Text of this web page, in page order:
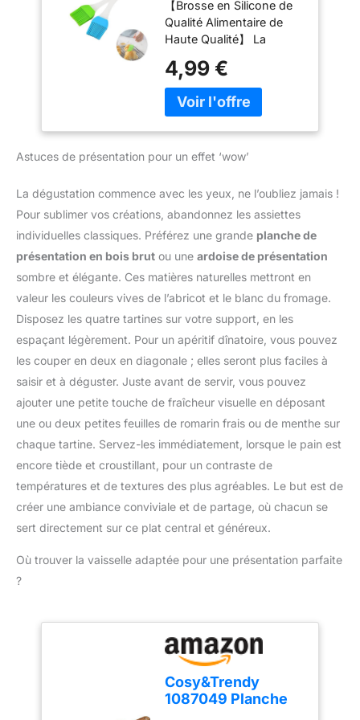
résistent à des
températures jusqu'à
446°F (230°C) sans
fondre, se déformer ou se
dégrader. Idéals pour le
grilling, la baking, la
roasting ou le sautéing,
pinceau patisserie
conservent leur qualité et
tâches culinaires Precision
Control for Healthier
Cooking: Notre pinceau
cuisine assure une
répartition uniforme de
l'huile avec un minimum
d'utilisation. Ce pinceau
cuisine silicone vous
permet de contrôler l'huile
et savoureux. Dites adieu
aux plats gras et adoptez
une cuisine plus saine avec
notre pinceau silicone
for Balanced Pressure: Le
noyau en acier inoxydable
intégré rend ce pinceau
cuisine silicone
parfaitement assemblé,
garantissant que la tête ne
se détache jamais. Son
design monobloc permet
contrôle et l'application
uniforme des huiles ou
sauces Facile à nettoyer et
matériau en silicone
empêche l'accumulation
Pinceaux de
Barbecue, Pinceau
à Pâtisserie, pour
Barbecue, Gâteaux,
Cuisson, Baking
Cooking,
Badigeonner Huile
【Brosse en Silicone de
Qualité Alimentaire de
Haute Qualité】 La
fabriquée en silicone de
qualité alimentaire de
haute qualité, la tête en
chaleur et antiadhésive,
elle est respectueuse de
l'environnement. vous
confidence.
【Durabilité】 La
conception intégrée de
notre brosse de cuisine
de cheveux ou le demi-
tour, résistante à la
chaleur et antiadhésive. Il
absorbe la graisse et ne
desserrera pas du
manche. très approprié
pour la boulangerie et le
barbecue. 【Facile à
silicone peut être
facilement nettoyée avec
de l'eau tiède ou de l'eau
lavage, elles peuvent être
une variété
d'applications, peut être
utilisé pour la cuisine, la
pâtisserie, la pâtisserie, la
4,99 €
Astuces de présentation pour un effet ‘wow’
La dégustation commence avec les yeux, ne l’oubliez jamais !
Pour sublimer vos créations, abandonnez les assiettes
individuelles classiques. Préférez une grande planche de
présentation en bois brut ou une ardoise de présentation
sombre et élégante. Ces matières naturelles mettront en
valeur les couleurs vives de l’abricot et le blanc du fromage.
Disposez les quatre tartines sur votre support, en les
espaçant légèrement. Pour un apéritif dînatoire, vous pouvez
les couper en deux en diagonale ; elles seront plus faciles à
saisir et à déguster. Juste avant de servir, vous pouvez
ajouter une petite touche de fraîcheur visuelle en déposant
une ou deux petites feuilles de romarin frais ou de menthe sur
chaque tartine. Servez-les immédiatement, lorsque le pain est
encore tiède et croustillant, pour un contraste de
températures et de textures des plus agréables. Le but est de
créer une ambiance conviviale et de partage, où chacun se
sert directement sur ce plat central et généreux.
Où trouver la vaisselle adaptée pour une présentation parfaite
?
Cosy&Trendy
1087049 Planche